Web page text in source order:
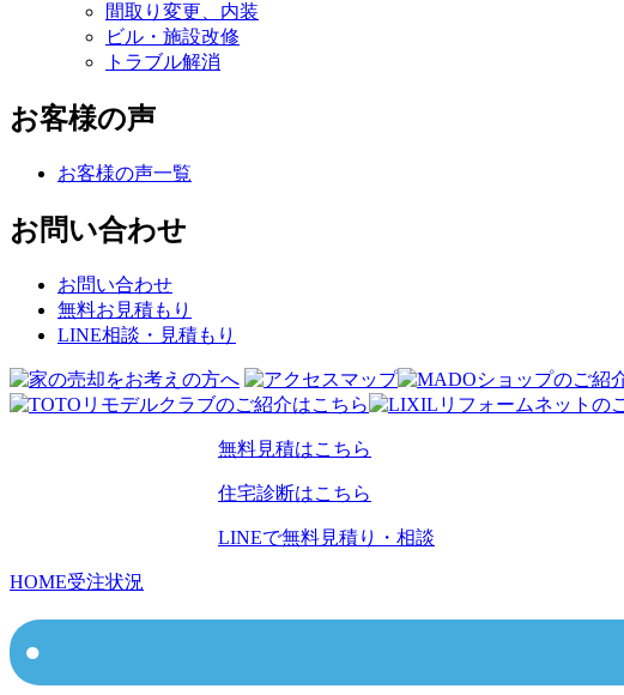
間取り変更、内装
ビル・施設改修
トラブル解消
お客様の声
お客様の声一覧
お問い合わせ
お問い合わせ
無料お見積もり
LINE相談・見積もり
無料見積はこちら
住宅診断はこちら
LINEで無料見積り・相談
HOME受注状況